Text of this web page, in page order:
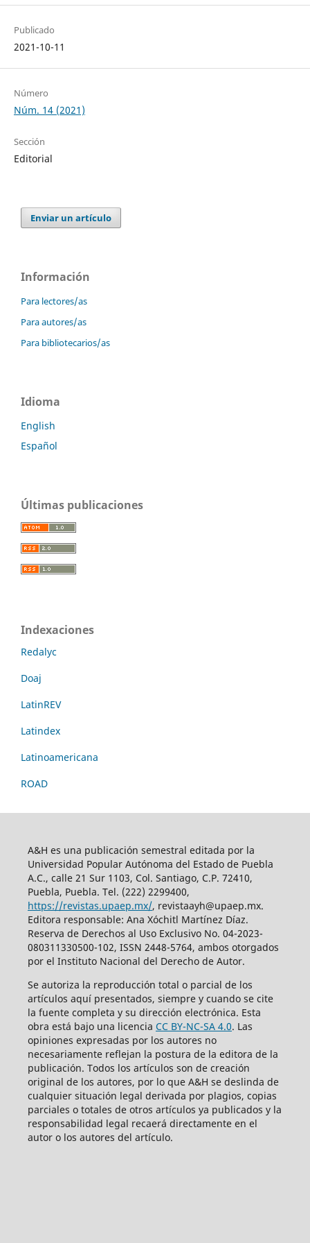
Publicado
2021-10-11
Número
Núm. 14 (2021)
Sección
Editorial
Enviar un artículo
Información
Para lectores/as
Para autores/as
Para bibliotecarios/as
Idioma
English
Español
Últimas publicaciones
Indexaciones
Redalyc
Doaj
LatinREV
Latindex
Latinoamericana
ROAD
A&H es una publicación semestral editada por la
Universidad Popular Autónoma del Estado de Puebla
A.C., calle 21 Sur 1103, Col. Santiago, C.P. 72410,
Puebla, Puebla. Tel. (222) 2299400,
https://revistas.upaep.mx/, revistaayh@upaep.mx.
Editora responsable: Ana Xóchitl Martínez Díaz.
Reserva de Derechos al Uso Exclusivo No. 04-2023-
080311330500-102, ISSN 2448-5764, ambos otorgados
por el Instituto Nacional del Derecho de Autor.
Se autoriza la reproducción total o parcial de los
artículos aquí­ presentados, siempre y cuando se cite
la fuente completa y su dirección electrónica. Esta
obra está bajo una licencia CC BY-NC-SA 4.0. Las
opiniones expresadas por los autores no
necesariamente reflejan la postura de la editora de la
publicación. Todos los artículos son de creación
original de los autores, por lo que A&H se deslinda de
cualquier situación legal derivada por plagios, copias
parciales o totales de otros artículos ya publicados y la
responsabilidad legal recaerá directamente en el
autor o los autores del artículo.